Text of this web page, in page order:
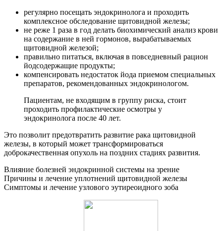
регулярно посещать эндокринолога и проходить
комплексное обследование щитовидной железы;
не реже 1 раза в год делать биохимический анализ крови
на содержание в ней гормонов, вырабатываемых
щитовидной железой;
правильно питаться, включая в повседневный рацион
йодсодержащие продукты;
компенсировать недостаток йода приемом специальных
препаратов, рекомендованных эндокринологом.
Пациентам, не входящим в группу риска, стоит
проходить профилактические осмотры у
эндокринолога после 40 лет.
Это позволит предотвратить развитие рака щитовидной
железы, в который может трансформироваться
доброкачественная опухоль на поздних стадиях развития.
Влияние болезней эндокринной системы на зрение
Причины и лечение уплотнений щитовидной железы
Симптомы и лечение узлового эутиреоидного зоба